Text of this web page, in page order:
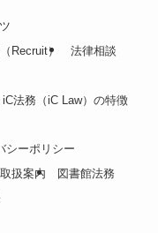
Recruit） 法律相談
法務（iC Law）の特徴
シーポリシー
扱案内
図書館法務